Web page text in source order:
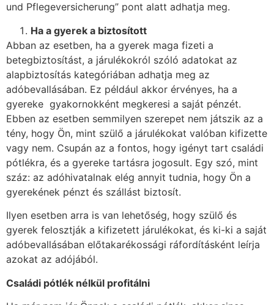
und Pflegeversicherung” pont alatt adhatja meg.
Ha a gyerek a biztosított
Abban az esetben, ha a gyerek maga fizeti a
betegbiztosítást, a járulékokról szóló adatokat az
alapbiztosítás kategóriában adhatja meg az
adóbevallásában. Ez például akkor érvényes, ha a
gyereke gyakornokként megkeresi a saját pénzét.
Ebben az esetben semmilyen szerepet nem játszik az a
tény, hogy Ön, mint szülő a járulékokat valóban kifizette
vagy nem. Csupán az a fontos, hogy igényt tart családi
pótlékra, és a gyereke tartásra jogosult. Egy szó, mint
száz: az adóhivatalnak elég annyit tudnia, hogy Ön a
gyerekének pénzt és szállást biztosít.
Ilyen esetben arra is van lehetőség, hogy szülő és
gyerek felosztják a kifizetett járulékokat, és ki-ki a saját
adóbevallásában előtakarékossági ráfordításként leírja
azokat az adójából.
Családi pótlék nélkül profitálni